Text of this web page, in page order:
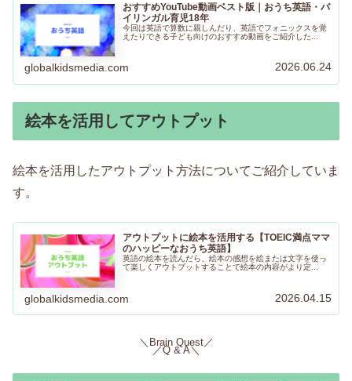
おすすめYouTube動画ベスト版｜おうち英語・バ
イリンガル育児18年
今回は英語で算数に親しんだり、英語でフォニックスを覚
えたりできる子ども向けのおすすめ動画をご紹介した...
globalkidsmedia.com 2026.06.24
絵本を活用してアウトプット
絵本を活用したアウトプット方法についてご紹介していま
す。
アウトプットに絵本を活用する【TOEIC満点ママ
のハッピーなおうち英語】
英語の絵本を読んだら、絵本の感想を絵または文字を使っ
て楽しくアウトプットすることで絵本の内容がより定...
globalkidsmedia.com 2026.04.15
＼Brain Quest／
／Q & A＼